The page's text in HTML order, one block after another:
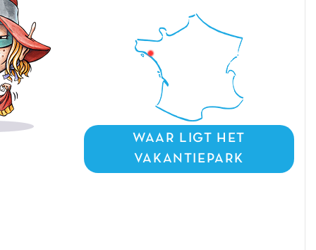
WAAR LIGT HET
VAKANTIEPARK